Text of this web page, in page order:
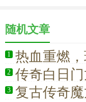
随机文章
1 热血重燃
2 传奇白日
3 复古传奇